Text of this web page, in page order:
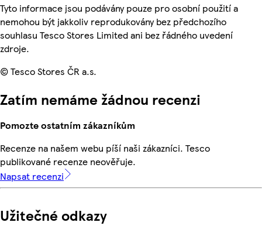
Tyto informace jsou podávány pouze pro osobní použití a
nemohou být jakkoliv reprodukovány bez předchozího
souhlasu Tesco Stores Limited ani bez řádného uvedení
zdroje.
© Tesco Stores ČR a.s.
Zatím nemáme žádnou recenzi
Pomozte ostatním zákazníkům
Recenze na našem webu píší naši zákazníci. Tesco
publikované recenze neověřuje.
Napsat recenzi
Užitečné odkazy